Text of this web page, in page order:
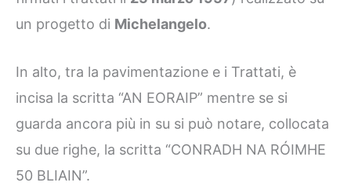
un progetto di Michelangelo.
In alto, tra la pavimentazione e i Trattati, è
incisa la scritta “AN EORAIP” mentre se si
guarda ancora più in su si può notare, collocata
su due righe, la scritta “CONRADH NA RÓIMHE
50 BLIAIN”.